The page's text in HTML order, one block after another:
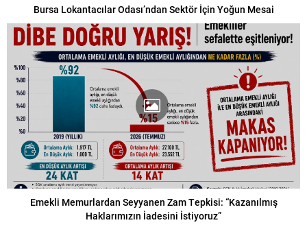
Bursa Lokantacılar Odası’ndan Sektör İçin Yoğun Mesai
Emekli Memurlardan Seyyanen Zam Tepkisi: “Kazanılmış
Haklarımızın İadesini İstiyoruz”